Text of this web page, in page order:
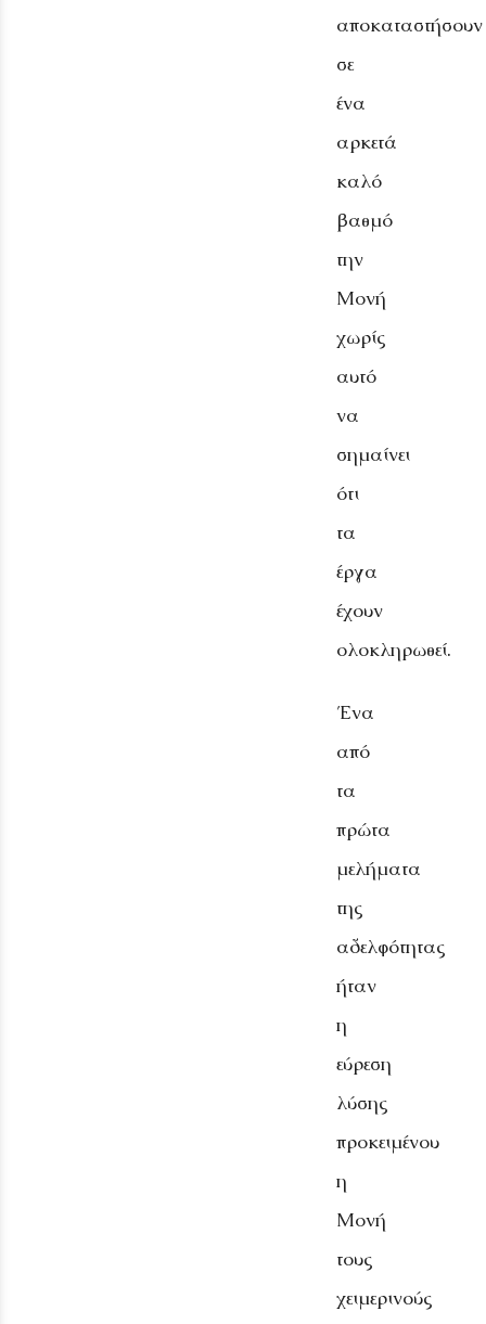
αποκαταστήσουν
σε
ένα
αρκετά
καλό
βαθμό
την
Μονή
χωρίς
αυτό
να
σημαίνει
ότι
τα
έργα
έχουν
ολοκληρωθεί.
Ένα
από
τα
πρώτα
μελήματα
της
αδελφότητας
ήταν
η
εύρεση
λύσης
προκειμένου
η
Μονή
τους
χειμερινούς